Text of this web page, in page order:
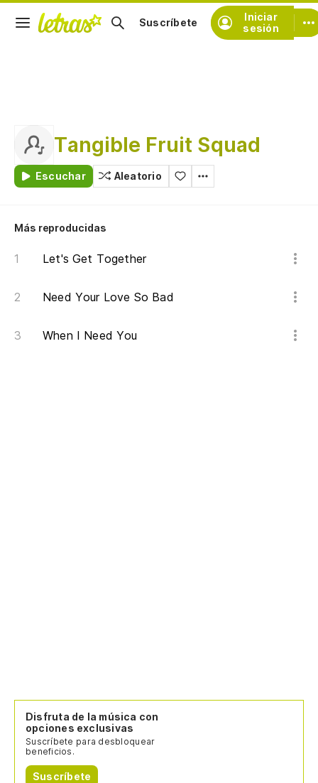
Iniciar
sesión
Suscríbete
Tangible Fruit Squad
Escuchar Aleatorio
Más reproducidas
Let's Get Together
Need Your Love So Bad
When I Need You
Disfruta de la música con
opciones exclusivas
Suscríbete para desbloquear
beneficios.
Suscríbete